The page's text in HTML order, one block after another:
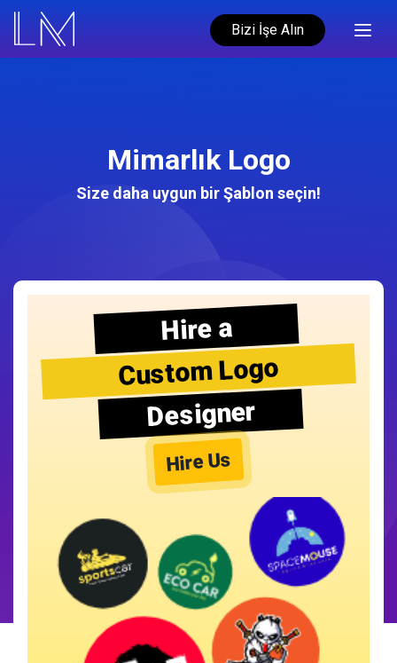
Bizi İşe Alın
Mimarlık Logo
Size daha uygun bir Şablon seçin!
Hire a
Custom Logo
Designer
Hire Us